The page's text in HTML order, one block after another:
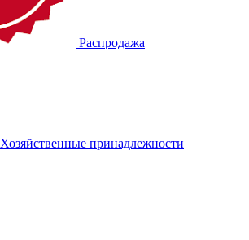
Распродажа
Хозяйственные принадлежности